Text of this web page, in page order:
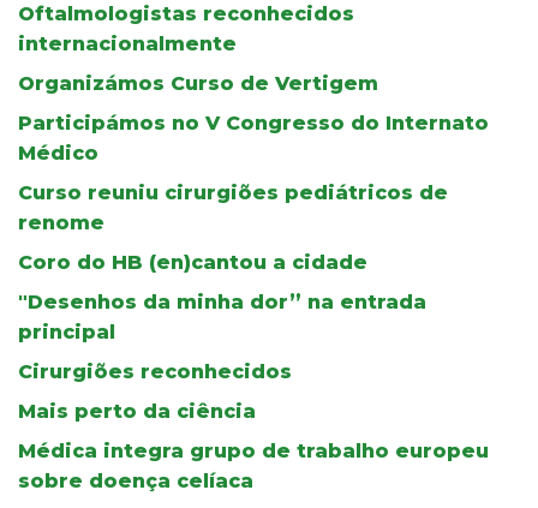
Oftalmologistas reconhecidos
internacionalmente
Organizámos Curso de Vertigem
Participámos no V Congresso do Internato
Médico
Curso reuniu cirurgiões pediátricos de
renome
Coro do HB (en)cantou a cidade
"Desenhos da minha dor” na entrada
principal
Cirurgiões reconhecidos
Mais perto da ciência
Médica integra grupo de trabalho europeu
sobre doença celíaca